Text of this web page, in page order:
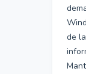
de